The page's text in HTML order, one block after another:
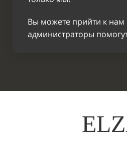
Вы можете прийти к нам
администраторы